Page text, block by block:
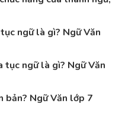
ngữ là gì? Ngữ Văn
tục ngữ là gì? Ngữ Văn
bản? Ngữ Văn lớp 7